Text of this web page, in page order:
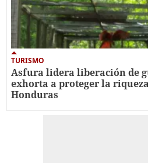
TURISMO
Asfura lidera liberación de
exhorta a proteger la
Honduras